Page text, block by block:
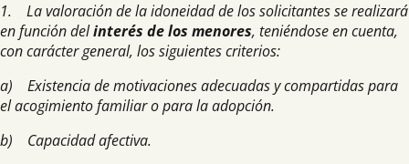
1. La valoración de la idoneidad de los solicitantes se realizará
en función delinterés de los menores, teniéndose en cuenta,
con carácter general, los siguientes criterios:
a) Existencia de motivaciones adecuadas y compartidas para
el acogimiento familiar o para la adopción.
b) Capacidad afectiva.